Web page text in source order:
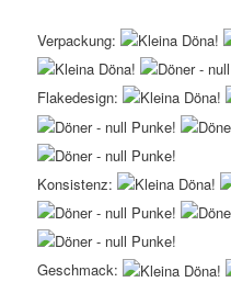
Verpackung:
Flakedesign:
Konsistenz:
Geschmack: